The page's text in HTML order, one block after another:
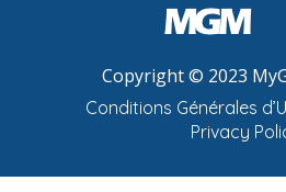
Copyright © 2023
Conditions Générales
Privacy